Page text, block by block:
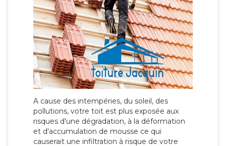
A cause des intempéries, du soleil, des
pollutions, votre toit est plus exposée aux
risques d'une dégradation, à la déformation
et d'accumulation de mousse ce qui
causerait une infiltration à risque de votre